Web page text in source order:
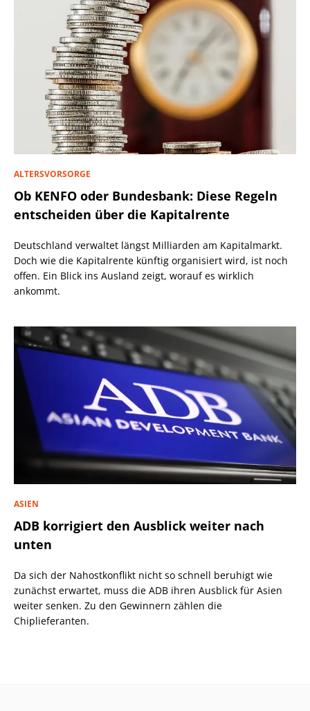
ALTERSVORSORGE
Ob KENFO oder Bundesbank: Diese Regeln
entscheiden über die Kapitalrente
Deutschland verwaltet längst Milliarden am Kapitalmarkt.
Doch wie die Kapitalrente künftig organisiert wird, ist noch
offen. Ein Blick ins Ausland zeigt, worauf es wirklich
ankommt.
ASIEN
ADB korrigiert den Ausblick weiter nach
unten
Da sich der Nahostkonflikt nicht so schnell beruhigt wie
zunächst erwartet, muss die ADB ihren Ausblick für Asien
weiter senken. Zu den Gewinnern zählen die
Chiplieferanten.